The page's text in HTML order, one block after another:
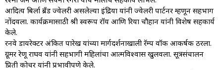
आदित्य बिर्ला ब्रँड ज्वेलरी असलेल्या इंद्रिया यांनी ज्वेलरी पार्टनर म्हणून सहभाग
नोंदवला. कार्यक्रमासाठी श्री स्वरूप रॉय आणि रिया चौहान यांनी विशेष सहकार्य
केले.
रनवे डायरेक्टर अंकित पारेख यांच्या मार्गदर्शनाखाली रॅम्प वॉक आकर्षक ठरला.
ग्रूमर रेणू राघव यांनी सहभागी महिलांचा आत्मविश्वास खुलवला. सूत्रसंचालन
प्रिती कोचर यांनी प्रभावीपणे केले.